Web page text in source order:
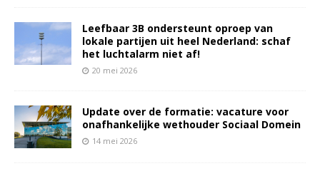
Leefbaar 3B ondersteunt oproep van
lokale partijen uit heel Nederland: schaf
het luchtalarm niet af!
20 mei 2026
Update over de formatie: vacature voor
onafhankelijke wethouder Sociaal Domein
14 mei 2026